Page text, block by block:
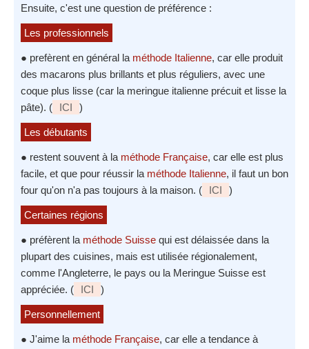
Ensuite, c'est une question de préférence :
Les professionnels
● prefèrent en général la méthode Italienne, car elle produit
des macarons plus brillants et plus réguliers, avec une
coque plus lisse (car la meringue italienne précuit et lisse la
pâte). (
ICI )
Les débutants
● restent souvent à la méthode Française, car elle est plus
facile, et que pour réussir la méthode Italienne, il faut un bon
four qu'on n'a pas toujours à la maison. (
ICI )
Certaines régions
● préfèrent la méthode Suisse qui est délaissée dans la
plupart des cuisines, mais est utilisée régionalement,
comme l'Angleterre, le pays ou la Meringue Suisse est
appréciée. (
ICI )
Personnellement
● J'aime la méthode Française, car elle a tendance à